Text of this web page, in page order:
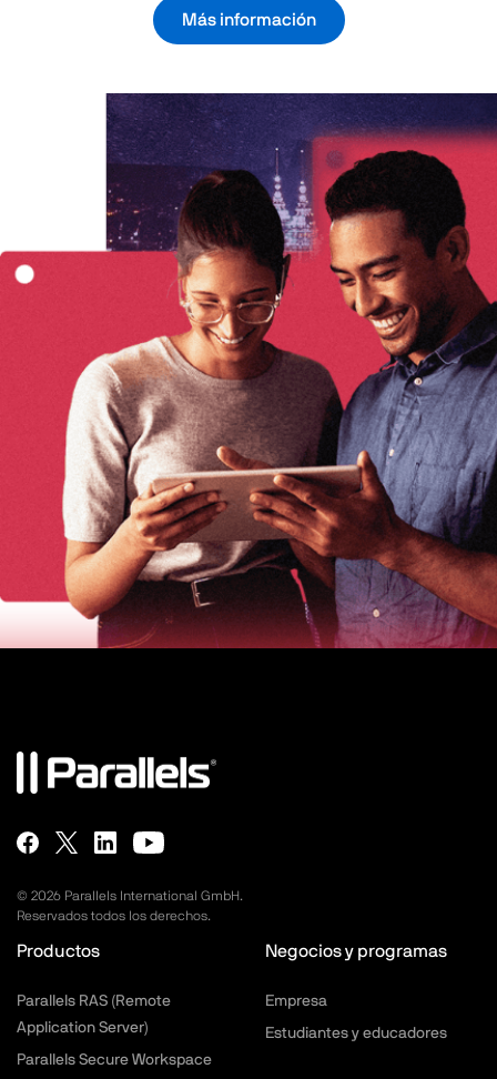
Más información
© 2026 Parallels International GmbH.
Reservados todos los derechos.
Productos
Parallels RAS (Remote
Application Server)
Parallels Secure Workspace
Negocios y programas
Empresa
Estudiantes y educadores